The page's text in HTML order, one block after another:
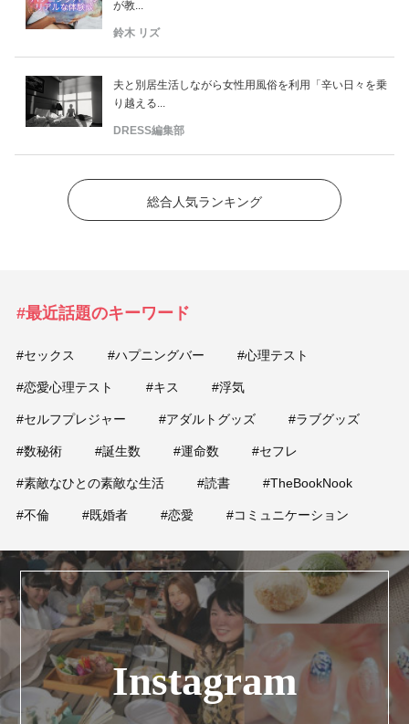
が教...
鈴木 リズ
夫と別居生活しながら女性用風俗を利用「辛い日々を乗
り越える...
DRESS編集部
総合人気ランキング
#最近話題のキーワード
#セックス #ハプニングバー #心理テスト
#恋愛心理テスト #キス #浮気
#セルフプレジャー #アダルトグッズ #ラブグッズ
#数秘術 #誕生数 #運命数 #セフレ
#素敵なひとの素敵な生活 #読書 #TheBookNook
#不倫 #既婚者 #恋愛 #コミュニケーション
Instagram